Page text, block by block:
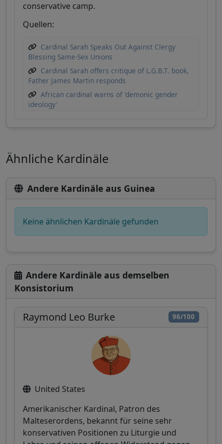
conservative camp.
Quellen:
Cardinal Sarah Speaks Out Against Clergy
Blessing Same-Sex Unions
Cardinal Sarah offers critique of L.G.B.T. book,
Father James Martin responds
African cardinal warns of 'demonic gender
ideology'
Ähnliche Kardinäle
Andere Kardinäle aus Guinea
Keine ähnlichen Kardinäle gefunden
Andere Kardinäle aus demselben
Konsistorium
96/100
Raymond Leo Burke
United States
Amerikanischer Kardinal, Patron des
Malteserordens, bekannt für seine sehr
konservativen Positionen zu Liturgie und